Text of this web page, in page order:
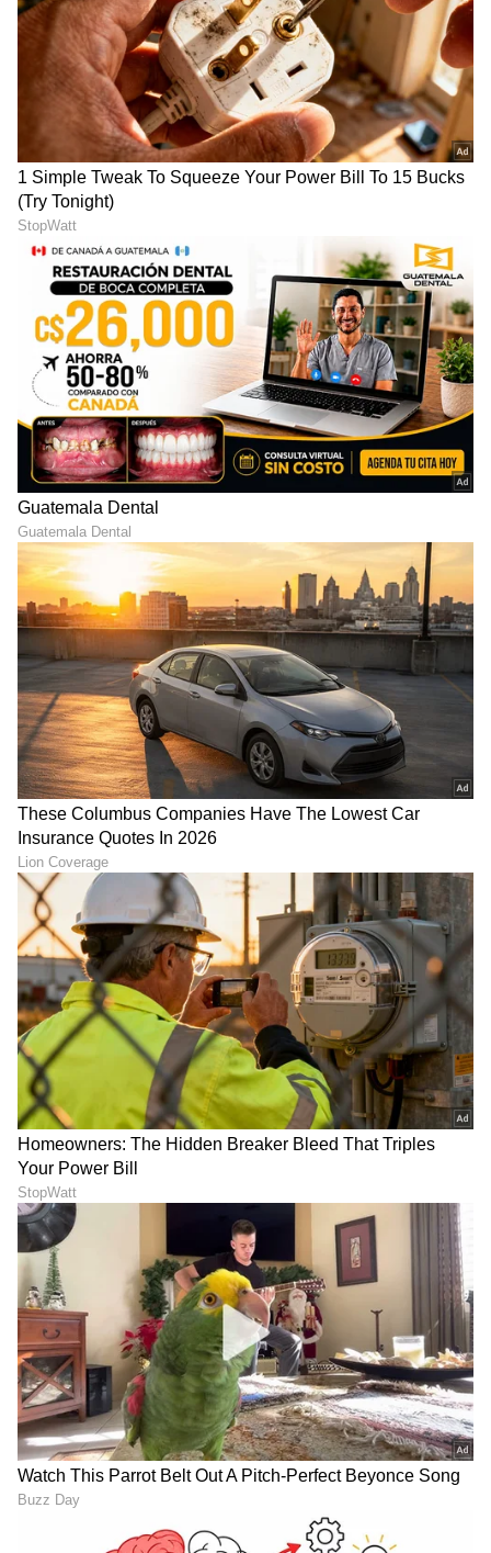
ಲಭಿಸಿವೆ. ಚೀನಾದಲ್ಲಿ ನಡೆದ ಭಾರತ ಮಟ್ಟದ ಯುವ ನಿಯೋಗದಲ್ಲಿ
ಮಾಧ್ಯಮ ಕ್ಷೇತ್ರದಿಂದ ಪ್ರತಿನಿಧಿಯಾಗಿ ಆಯ್ಕೆ. ವಿಜಯವಾಣಿಯಲ್ಲಿ
ಕೆಲಸ ಮಾಡಿ ಈಗ ದೂರದರ್ಶನ ಚಂದನದಲ್ಲಿ ಮತ್ತು ಏಷ್ಯಾನೆಟ್​
ಸುವರ್ಣದಲ್ಲಿ ಫ್ರೀಲ್ಯಾನ್ಸರ್​ ಆಗಿ ಕೆಲಸ ನಿರ್ವಹಣೆ.
DOWNLOAD APP
RECOMMENDED STORIES
Vaishnavi Gowda: ಮದುವೆ
ಬಳಿಕ ಮತ್ತೆ ಬಂದ ವೈಷ್ಣವಿ,
ಮನೆಮನೆಗೆ ಬರಲಿರುವ 'ಅಗ್ನಿಸಾಕ್ಷಿ'
ಸನ್ನಿಧಿ!
ಹೋಟೆಲ್​ ಉದ್ಯಮಕ್ಕೆ ಕಾಲಿಟ್ಟ
Bigg Boss ಉಗ್ರಂ ಮಂಜು:
ಏನಿದರ ಸ್ಪೆಷ್ಯಾಲಿಟಿ? ಎಲ್ಲಿದೆ
Actress Car: ಅಂತರಪಟ
ಆರಾಧನಾ ಮನೆಗೆ ಬಂತು ಹೊಸ
ಕಿಯಾ ಸೆಲ್ಟೋಸ್; ಹೊಸ ಕಾರು
ಖರೀದಿ ಮಾಡಲಿ ಇದೇ ಕಾರಣ!
ಮಳೆಯಿಂದ ಹೆದ್ದಾರಿಯಲ್ಲಿ 9 ಗಂಟೆ
ಟ್ರಾಫಿಕ್ ಜಾಮ್: ಪೀರಿಯಡ್ಸ್‌
ನರಕಯಾತನೆ ಬಿಚ್ಚಿಟ್ಟ ಸೀರಿಯಲ್‌
ನಟಿ
LATEST VIDEOS
"ರಾಜಕೀಯ ಬೇಡ, ಸಿನಿಮಾನೇ ಪ್ರಾಣ":
ಕನಕೋತ್ಸವದಲ್ಲಿ ರಿಷಬ್ ಶೆಟ್ಟಿ | Rishab
Shetty speech | Suvarna News
ಶೇ.50 ರಿಂದ ಶೇ.18 ಕ್ಕೆ TAX ಇಳಿಕೆ: ಮೋದಿ-
ಟ್ರಂಪ್ ಐತಿಹಾಸಿಕ ಒಪ್ಪಂದ | India US
Trade Deal | Party Rounds